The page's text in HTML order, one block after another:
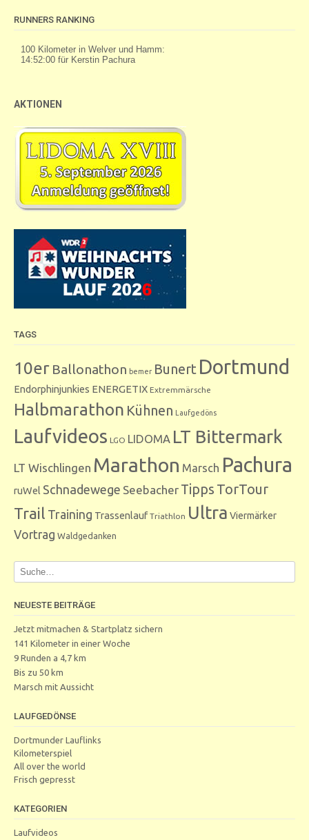
RUNNERS RANKING
AKTIONEN
TAGS
10er Ballonathon bemer Bunert Dortmund
Endorphinjunkies ENERGETIX Extremmärsche
Halbmarathon Kühnen Laufgedöns
Laufvideos LGO LIDOMA LT Bittermark
LT Wischlingen Marathon Marsch Pachura
ruWel Schnadewege Seebacher Tipps TorTour
Trail Training Trassenlauf Triathlon Ultra Viermärker
Vortrag Waldgedanken
NEUESTE BEITRÄGE
Jetzt mitmachen & Startplatz sichern
141 Kilometer in einer Woche
9 Runden a 4,7 km
Bis zu 50 km
Marsch mit Aussicht
LAUFGEDÖNSE
Dortmunder Lauflinks
Kilometerspiel
All over the world
Frisch gepresst
KATEGORIEN
Laufvideos